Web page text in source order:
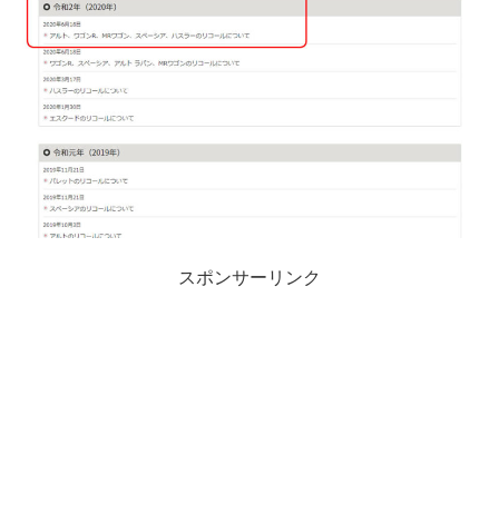
スポンサーリンク